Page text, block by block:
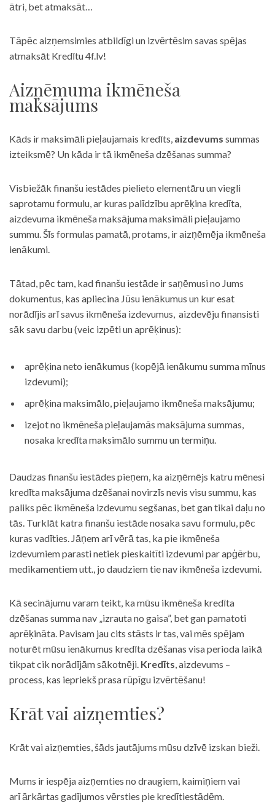
ātri, bet atmaksāt…
Tāpēc aizņemsimies atbildīgi un izvērtēsim savas spējas
atmaksāt Kredītu 4f.lv!
Aizņēmuma ikmēneša
maksājums
Kāds ir maksimāli pieļaujamais kredīts, aizdevums summas
izteiksmē? Un kāda ir tā ikmēneša dzēšanas summa?
Visbiežāk finanšu iestādes pielieto elementāru un viegli
saprotamu formulu, ar kuras palīdzību aprēķina kredīta,
aizdevuma ikmēneša maksājuma maksimāli pieļaujamo
summu. Šīs formulas pamatā, protams, ir aizņēmēja ikmēneša
ienākumi.
Tātad, pēc tam, kad finanšu iestāde ir saņēmusi no Jums
dokumentus, kas apliecina Jūsu ienākumus un kur esat
norādījis arī savus ikmēneša izdevumus, aizdevēju finansisti
sāk savu darbu (veic izpēti un aprēķinus):
aprēķina neto ienākumus (kopējā ienākumu summa mīnus
izdevumi);
aprēķina maksimālo, pieļaujamo ikmēneša maksājumu;
izejot no ikmēneša pieļaujamās maksājuma summas,
nosaka kredīta maksimālo summu un termiņu.
Daudzas finanšu iestādes pieņem, ka aizņēmējs katru mēnesi
kredīta maksājuma dzēšanai novirzīs nevis visu summu, kas
paliks pēc ikmēneša izdevumu segšanas, bet gan tikai daļu no
tās. Turklāt katra finanšu iestāde nosaka savu formulu, pēc
kuras vadīties. Jāņem arī vērā tas, ka pie ikmēneša
izdevumiem parasti netiek pieskaitīti izdevumi par apģērbu,
medikamentiem utt., jo daudziem tie nav ikmēneša izdevumi.
Kā secinājumu varam teikt, ka mūsu ikmēneša kredīta
dzēšanas summa nav „izrauta no gaisa”, bet gan pamatoti
aprēķināta. Pavisam jau cits stāsts ir tas, vai mēs spējam
noturēt mūsu ienākumus kredīta dzēšanas visa perioda laikā
tikpat cik norādījām sākotnēji. Kredīts, aizdevums –
process, kas iepriekš prasa rūpīgu izvērtēšanu!
Krāt vai aizņemties?
Krāt vai aizņemties, šāds jautājums mūsu dzīvē izskan bieži.
Mums ir iespēja aizņemties no draugiem, kaimiņiem vai
arī ārkārtas gadījumos vērsties pie kredītiestādēm.